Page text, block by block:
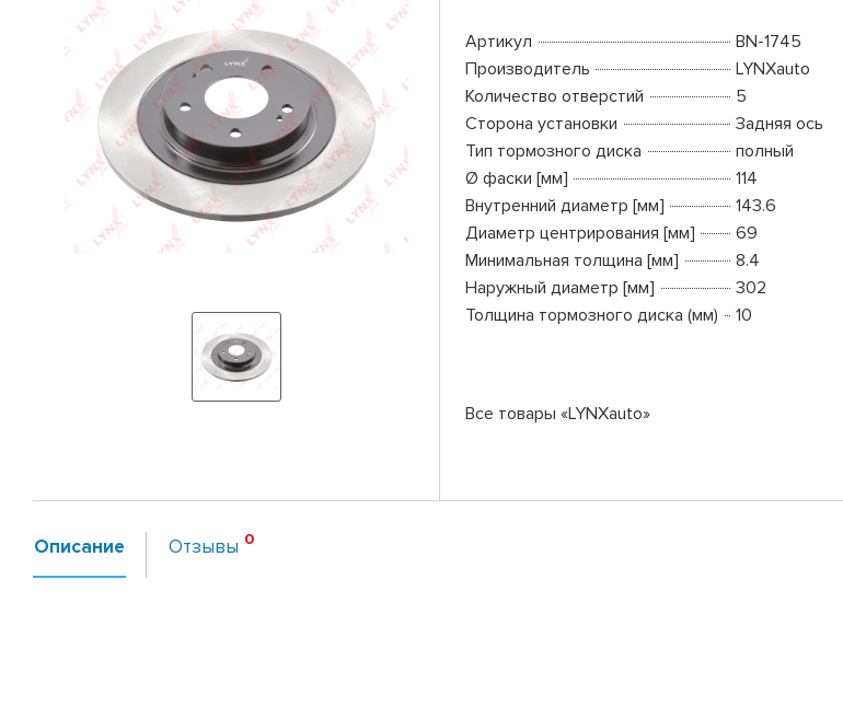
Артикул
BN-1745
Производитель
LYNXauto
Количество отверстий
5
Сторона установки
Задняя ось
Тип тормозного диска
полный
Ø фаски [мм]
114
Внутренний диаметр [мм]
143.6
Диаметр центрирования [мм]
69
Минимальная толщина [мм]
8.4
Наружный диаметр [мм]
302
Толщина тормозного диска (мм)
10
Все товары «LYNXauto»
Описание Отзывы